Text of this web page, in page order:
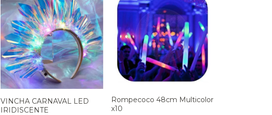
VINCHA CARNAVAL LED
IRIDISCENTE
Rompecoco 48cm Multicolor
x10